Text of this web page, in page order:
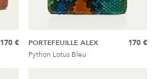
170 €
PORTEFEUILLE ALEX
Python Lotus Bleu
170 €